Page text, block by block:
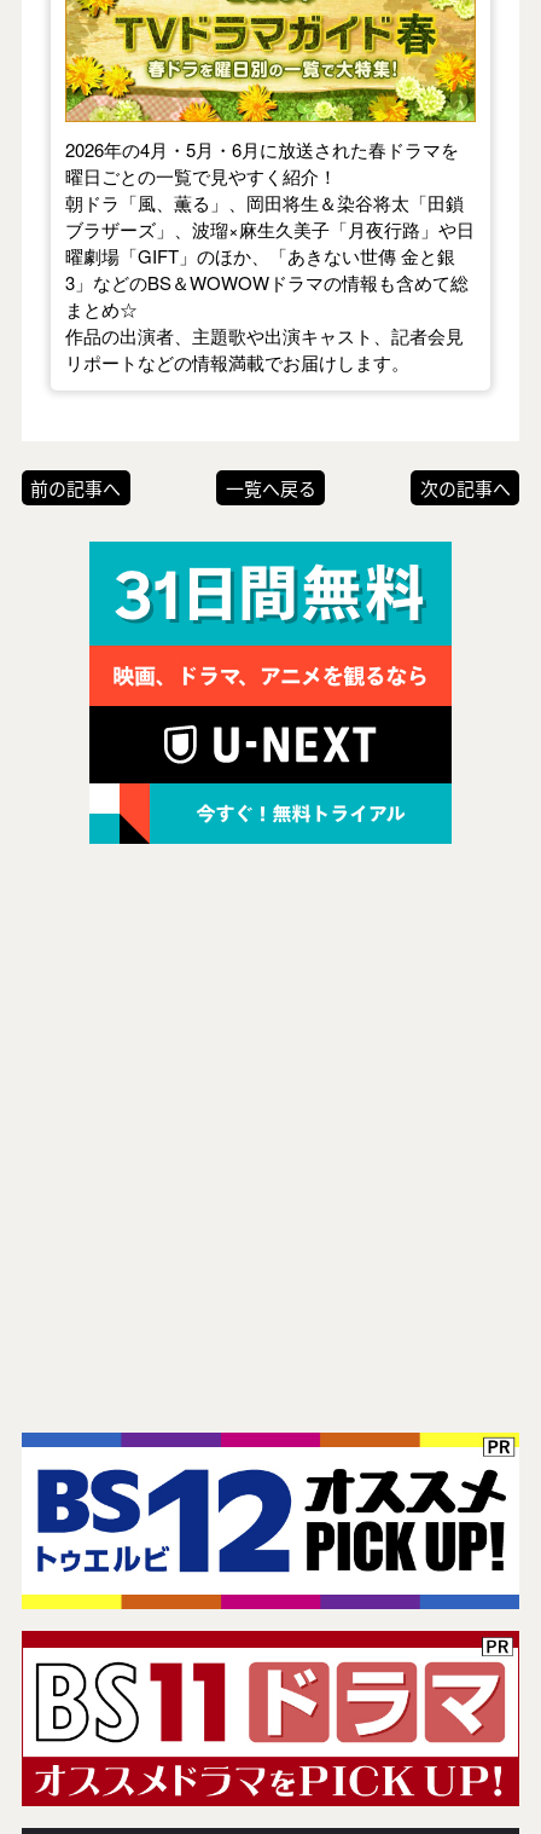
2026年の4月・5月・6月に放送された春ドラマを
曜日ごとの一覧で見やすく紹介！
朝ドラ「風、薫る」、岡田将生＆染谷将太「田鎖
ブラザーズ」、波瑠×麻生久美子「月夜行路」や日
曜劇場「GIFT」のほか、「あきない世傳 金と銀
3」などのBS＆WOWOWドラマの情報も含めて総
まとめ☆
作品の出演者、主題歌や出演キャスト、記者会見
リポートなどの情報満載でお届けします。
前の記事へ 一覧へ戻る 次の記事へ